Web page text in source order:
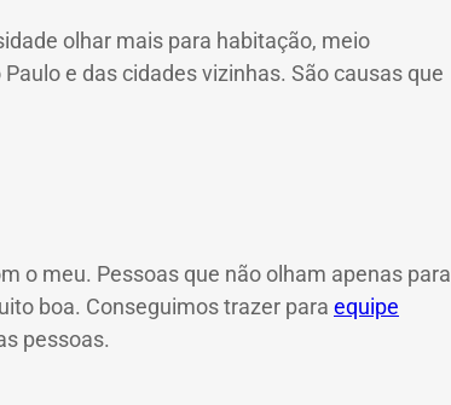
olhar mais para habitação, meio
e das cidades vizinhas. São causas que
o meu. Pessoas que não olham apenas para
boa. Conseguimos trazer para equipe
pessoas.